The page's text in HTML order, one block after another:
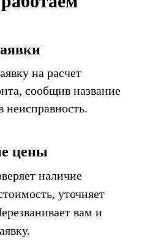
на расчет
сообщив название
неисправность.
цены
наличие
уточняет
вам и